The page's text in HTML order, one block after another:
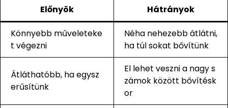
Előnyök Hátrányok
Könnyebb műveleteke
t végezni
Néha nehezebb átlátni,
ha túl sokat bővítünk
Átláthatóbb, ha egysz
erűsítünk
El lehet veszni a nagy s
zámok között bővítésk
or